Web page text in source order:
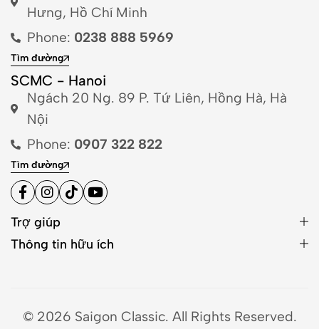
Hưng, Hồ Chí Minh
Phone: 0238 888 5969
Tìm đường
SCMC - Hanoi
Ngách 20 Ng. 89 P. Tứ Liên, Hồng Hà, Hà
Nội
Phone: 0907 322 822
Tìm đường
Trợ giúp
Thông tin hữu ích
© 2026 Saigon Classic. All Rights Reserved.